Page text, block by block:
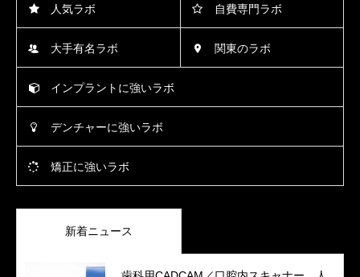
人気ラボ 自費専門ラボ
大手有名ラボ 関東のラボ
インプラントに強いラボ
デンチャーに強いラボ
矯正に強いラボ
新着ニュース